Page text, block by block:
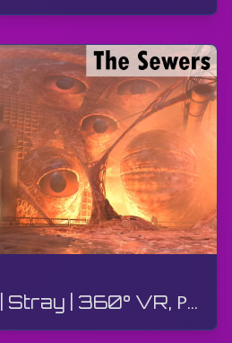
Канализацията | Stray | 360° VR, Разходка, Геймплей, Без Коментар, 4K